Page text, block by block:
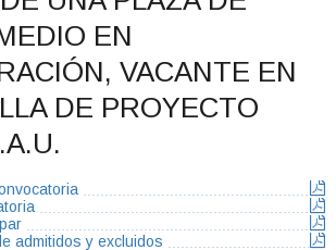
EN
VACANTE EN
DE PROYECTO
admitidos y excluidos